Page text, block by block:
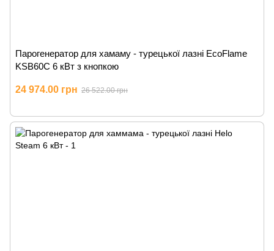
Парогенератор для хамаму - турецької лазні EcoFlame
KSB60C 6 кВт з кнопкою
24 974.00 грн 26 522.00 грн